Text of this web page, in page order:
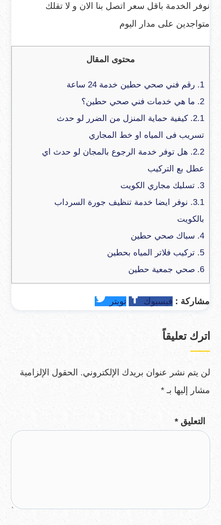
نوفر الخدمة باقل سعر اتصل بنا الان و لا تقلك
متواجدين على مدار اليوم
محتوى المقال
1. رقم فني صحي حطين خدمة 24 ساعة
2. ما هي خدمات فني صحي حطين؟
2.1. كيفية حماية المنزل من الضرر لو حدث
تسريب فى المياه او خط المجاري
2.2. هل توفر خدمة الرجوع بالمجان لو حدث اي
عطل بع التركيب
3. تسليك مجاري الكويت
3.1. نوفر ايضا خدمة تنظيف جورة السرداب
بالكويت
4. سباك صحي حطين
5. تركيب فلاتر المياه بحطين
6. صحي جمعية حطين
مشاركة : فيسبوك فيسبوك
تويتر
اترك تعليقاً
لن يتم نشر عنوان بريدك الإلكتروني. الحقول الإلزامية
مشار إليها بـ *
التعليق *